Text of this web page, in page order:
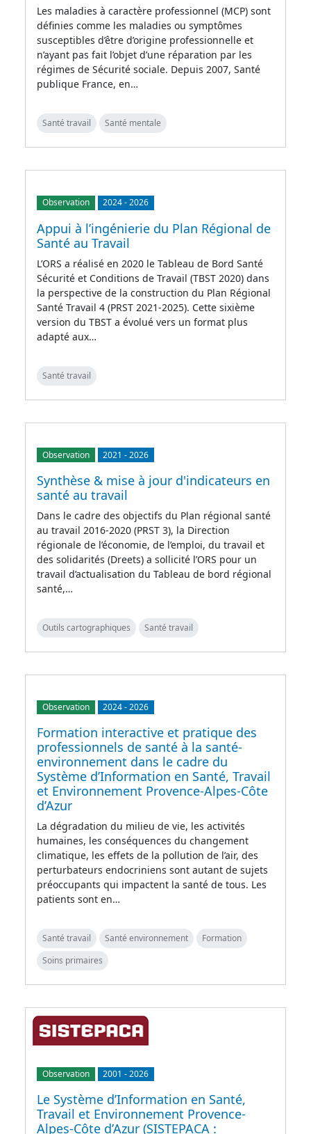
Les maladies à caractère professionnel (MCP) sont
définies comme les maladies ou symptômes
susceptibles d’être d’origine professionnelle et
n’ayant pas fait l’objet d’une réparation par les
régimes de Sécurité sociale. Depuis 2007, Santé
publique France, en…
Santé travail Santé mentale
Observation 2024-2026
Appui à l’ingénierie du Plan Régional de
Santé au Travail
L’ORS a réalisé en 2020 le Tableau de Bord Santé
Sécurité et Conditions de Travail (TBST 2020) dans
la perspective de la construction du Plan Régional
Santé Travail 4 (PRST 2021-2025). Cette sixième
version du TBST a évolué vers un format plus
adapté aux…
Santé travail
Observation 2021 -2026
Synthèse & mise à jour d'indicateurs en
santé au travail
Dans le cadre des objectifs du Plan régional santé
au travail 2016-2020 (PRST 3), la Direction
régionale de l’économie, de l’emploi, du travail et
des solidarités (Dreets) a sollicité l’ORS pour un
travail d’actualisation du Tableau de bord régional
santé,…
Outils cartographiques Santé travail
Observation 2024-2026
Formation interactive et pratique des
professionnels de santé à la santé-
environnement dans le cadre du
Système d’Information en Santé, Travail
et Environnement Provence-Alpes-Côte
d’Azur
La dégradation du milieu de vie, les activités
humaines, les conséquences du changement
climatique, les effets de la pollution de l’air, des
perturbateurs endocriniens sont autant de sujets
préoccupants qui impactent la santé de tous. Les
patients sont en…
Santé travail Santé environnement
Formation
Soins primaires
Observation 2001 -2026
Le Système d’Information en Santé,
Travail et Environnement Provence-
Alpes-Côte d’Azur (SISTEPACA :